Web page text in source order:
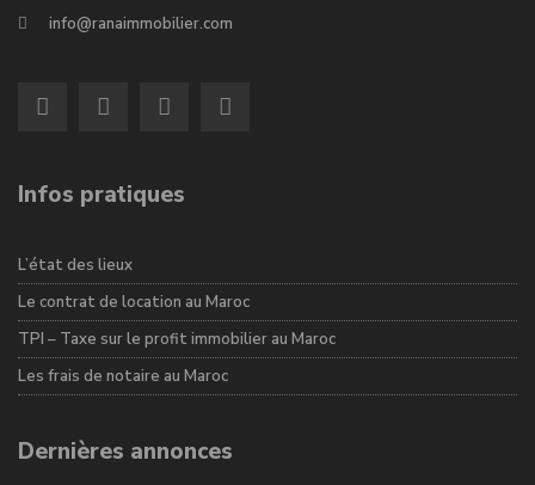
info@ranaimmobilier.com
Infos pratiques
L’état des lieux
Le contrat de location au Maroc
TPI – Taxe sur le profit immobilier au Maroc
Les frais de notaire au Maroc
Dernières annonces